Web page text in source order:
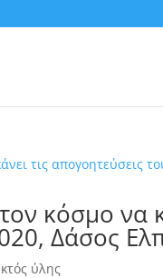
κόσμο να
Δάσος
ύλης